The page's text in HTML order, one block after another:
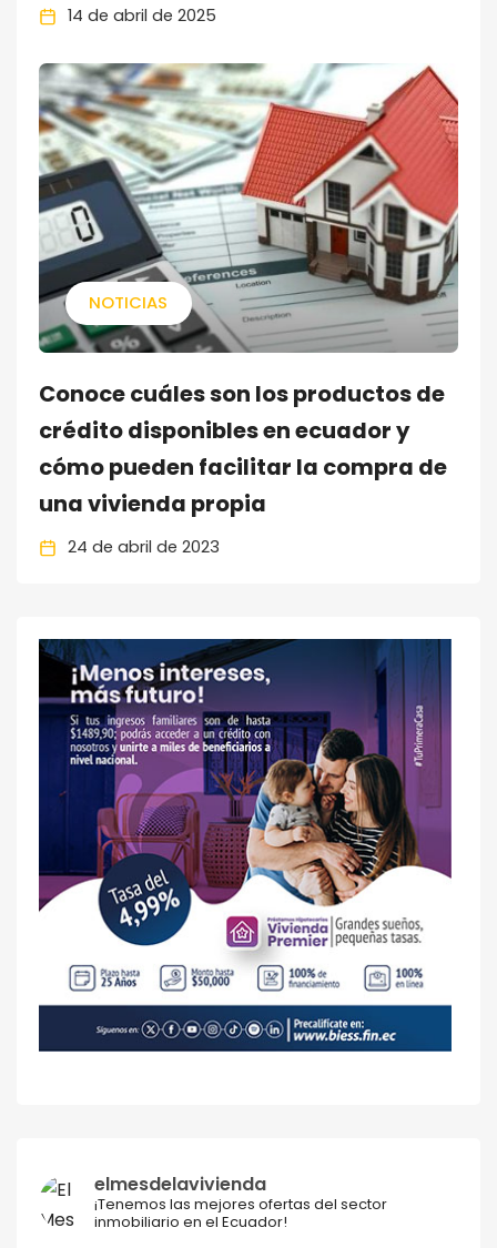
14 de abril de 2025
NOTICIAS
Conoce cuáles son los productos de
crédito disponibles en ecuador y
cómo pueden facilitar la compra de
una vivienda propia
24 de abril de 2023
elmesdelavivienda
¡Tenemos las mejores ofertas del sector
inmobiliario en el Ecuador!